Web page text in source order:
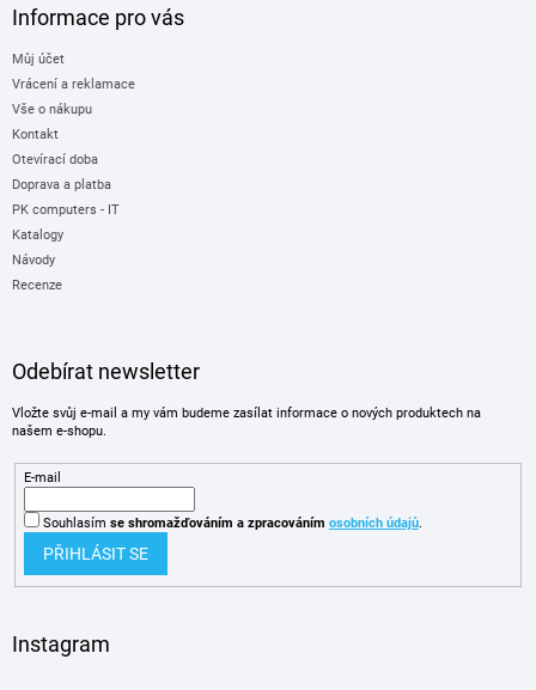
Informace pro vás
Můj účet
Vrácení a reklamace
Vše o nákupu
Kontakt
Otevírací doba
Doprava a platba
PK computers - IT
Katalogy
Návody
Recenze
Odebírat newsletter
Vložte svůj e-mail a my vám budeme zasílat informace o nových produktech na
našem e-shopu.
E-mail
Souhlasím se shromažďováním a zpracováním osobních údajů.
PŘIHLÁSIT SE
Instagram